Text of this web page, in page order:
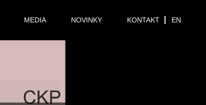
EN
MEDIA NOVINKY KONTAKT